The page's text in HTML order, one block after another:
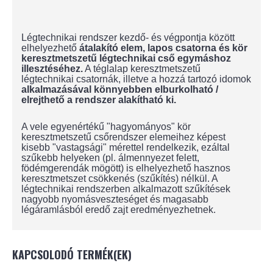
Légtechnikai rendszer kezdő- és végpontja között
elhelyezhető átalakító elem, lapos csatorna és kör
keresztmetszetű légtechnikai cső egymáshoz
illesztéséhez.A téglalap keresztmetszetű
légtechnikai csatornák, illetve a hozzá tartozó idomok
alkalmazásával könnyebben elburkolható /
elrejthető a rendszer alakítható ki.
A vele egyenértékű "hagyományos" kör
keresztmetszetű csőrendszer elemeihez képest
kisebb "vastagsági" mérettel rendelkezik, ezáltal
szűkebb helyeken (pl. álmennyezet felett,
födémgerendák mögött) is elhelyezhető hasznos
keresztmetszet csökkenés (szűkítés) nélkül. A
légtechnikai rendszerben alkalmazott szűkítések
nagyobb nyomásveszteséget és magasabb
légáramlásból eredő zajt eredményezhetnek.
KAPCSOLODÓ TERMÉK(EK)